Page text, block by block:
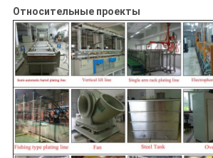
Относительные проекты